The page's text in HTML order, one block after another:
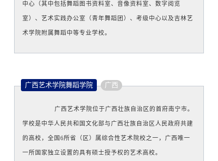
中心（其中包括舞蹈图书资料室、音像资料室、数字阅览
室）、艺术实践办公室（青年舞蹈团）、考级中心以及吉林艺
术学院附属舞蹈中等专业学校。
广西艺术学院舞蹈学院 广西
广西艺术学院位于广西壮族自治区的首府南宁市。
学校是中华人民共和国文化部与广西壮族自治区人民政府共建
的高校，全国6所省（区）属综合性艺术院校之一，广西唯一
一所国家独立设置的具有硕士授予权的艺术高校。